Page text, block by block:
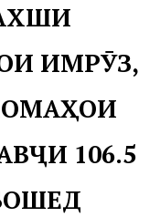
ИМРӮЗ,
106.5